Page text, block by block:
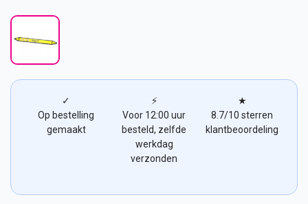
✓
Op bestelling
gemaakt
⚡
Voor 12:00 uur
besteld, zelfde
werkdag
verzonden
★
8.7/10 sterren
klantbeoordeling